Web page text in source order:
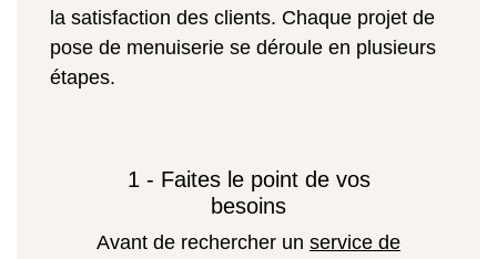
la satisfaction des clients. Chaque projet de
pose de menuiserie se déroule en plusieurs
étapes.
1 - Faites le point de vos
besoins
Avant de rechercher un service de